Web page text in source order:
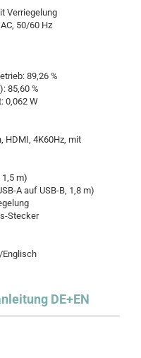
Verriegelung
50/60 Hz
89,26 %
85,60 %
0,062 W
HDMI, 4K60Hz, mit
1,5 m)
A auf USB-B, 1,8 m)
Stecker
Englisch
DE+EN